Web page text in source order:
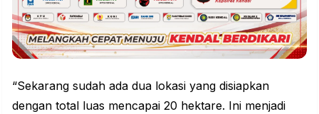
“Sekarang sudah ada dua lokasi yang disiapkan
dengan total luas mencapai 20 hektare. Ini menjadi